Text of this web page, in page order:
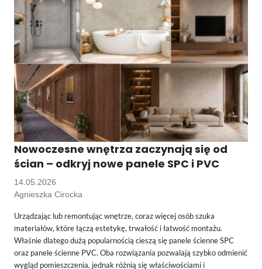
Nowoczesne wnętrza zaczynają się od
ścian – odkryj nowe panele SPC i PVC
Agnieszka Cirocka
14.05.2026
Urządzając lub remontując wnętrze, coraz więcej osób szuka
materiałów, które łączą estetykę, trwałość i łatwość montażu.
Właśnie dlatego dużą popularnością cieszą się panele ścienne SPC
oraz panele ścienne PVC. Oba rozwiązania pozwalają szybko odmienić
wygląd pomieszczenia, jednak różnią się właściwościami i